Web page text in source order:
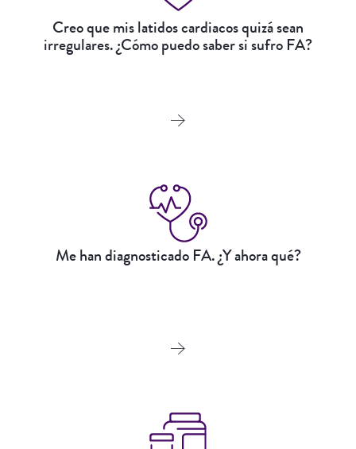
Creo que mis latidos cardiacos quizá sean
irregulares. ¿Cómo puedo saber si sufro FA?
Me han diagnosticado FA. ¿Y ahora qué?